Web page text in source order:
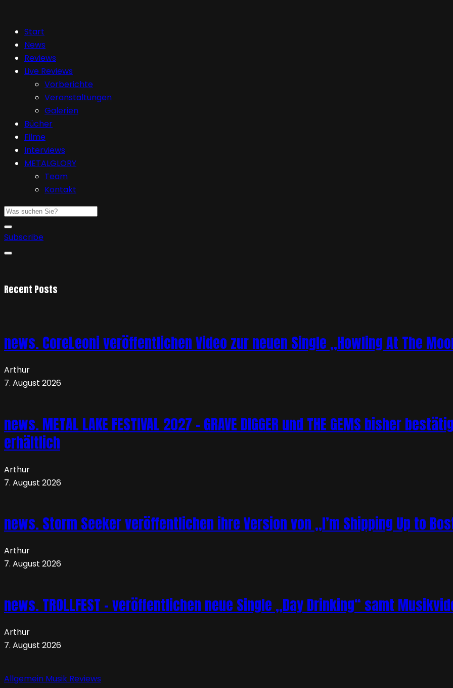
Start
News
Reviews
Live Reviews
Vorberichte
Veranstaltungen
Galerien
Bücher
Filme
Interviews
METALGLORY
Team
Kontakt
Subscribe
Recent Posts
news. CoreLeoni veröffentlichen Video zur neuen Single „Howling At The
Arthur
7. August 2026
news. METAL LAKE FESTIVAL 2027 – GRAVE DIGGER und THE GEMS bisher
erhältlich
Arthur
7. August 2026
news. Storm Seeker veröffentlichen ihre Version von „I’m Shipping Up to
Arthur
7. August 2026
news. TROLLFEST – veröffentlichen neue Single „Day Drinking“ samt
Arthur
7. August 2026
Allgemein Musik Reviews